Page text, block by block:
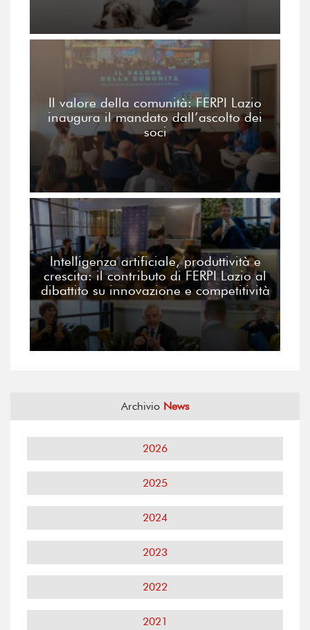
Il valore della comunità: FERPI Lazio
inaugura il mandato dall’ascolto dei
soci
Intelligenza artificiale, produttività e
crescita: il contributo di FERPI Lazio al
dibattito su innovazione e competitività
Archivio News
2026
2025
2024
2023
2022
2021